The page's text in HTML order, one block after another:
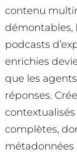
contenu
démontables,
podcasts
enrichies
que les
réponses.
complètes,
métadonnées